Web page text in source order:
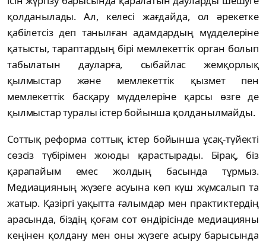
қолданылады. Ал, келесі жағдайда, ол әрекетке
қабілетсіз деп танылған адамдардың мүдделеріне
қатысты, тараптардың бірі мемлекеттік орган болып
табылатын дауларға, сыбайлас жемқорлық
қылмыстар жəне мемлекеттік қызмет пен
мемлекеттік басқару мүдделеріне қарсы өзге де
қылмыстар туралы істер бойынша қолданылмайды.
Соттық реформа соттық істер бойынша ұсақ-түйекті
сөзсіз түбірімен жоюды қарастырады. Бірақ, біз
қарапайым емес жолдың басында тұрмыз.
Медиацияның жүзеге асуына көп күш жұмсалып та
жатыр. Қазіргі уақытта ғалымдар мен практиктердің
арасында, біздің қоғам сот өндірісінде медиацияны
кеңінен қолдану мен оны жүзеге асыру барысында